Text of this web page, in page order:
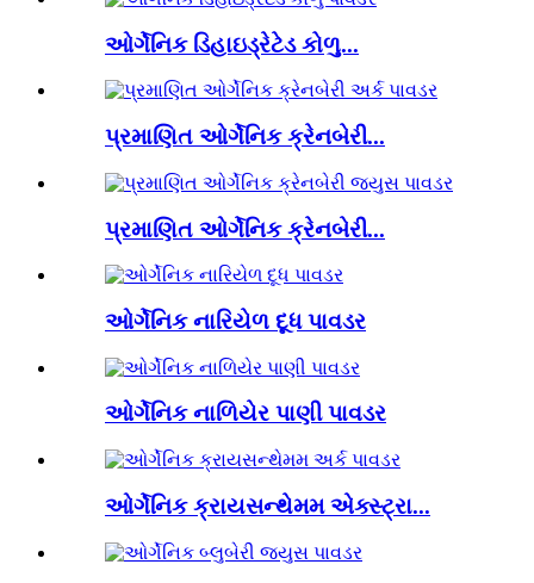
ઓર્ગેનિક ડિહાઇડ્રેટેડ કોળુ...
પ્રમાણિત ઓર્ગેનિક ક્રેનબેરી...
પ્રમાણિત ઓર્ગેનિક ક્રેનબેરી...
ઓર્ગેનિક નારિયેળ દૂધ પાવડર
ઓર્ગેનિક નાળિયેર પાણી પાવડર
ઓર્ગેનિક ક્રાયસન્થેમમ એક્સ્ટ્રા...